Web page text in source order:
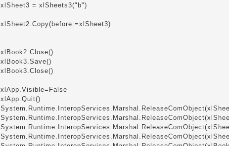
xlSheet3 = xlSheets3("b")
xlSheet2.Copy(before:=xlSheet3)
xlBook2.Close()
xlBook3.Save()
xlBook3.Close()
xlApp.Visible=False
xlApp.Quit()